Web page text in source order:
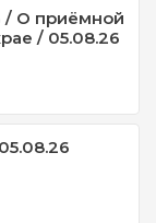
/ О приёмной
/ 05.08.26